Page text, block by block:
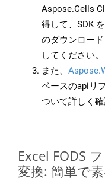
Aspose.Cells
得して、SDK
のダウンロー
してください。
また、
ベースのapiリ
ついて詳しく確
Excel FODS
変換: 簡単で